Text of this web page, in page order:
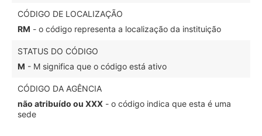
CÓDIGO DE LOCALIZAÇÃO
RM - o código representa a localização da instituição
STATUS DO CÓDIGO
M - M significa que o código está ativo
CÓDIGO DA AGÊNCIA
não atribuído ou XXX - o código indica que esta é uma
sede